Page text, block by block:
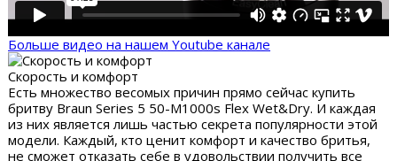
Больше видео на нашем Youtube канале
Скорость и комфорт
Есть множество весомых причин прямо сейчас купить
бритву Braun Series 5 50-M1000s Flex Wet&Dry. И каждая
из них является лишь частью секрета популярности этой
модели. Каждый, кто ценит комфорт и качество бритья,
не сможет отказать себе в удовольствии получить все